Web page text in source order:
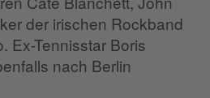
der irischen Rockband
Ex-Tennisstar Boris
nach Berlin